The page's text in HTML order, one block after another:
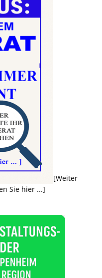
[Weiter
Sie hier ...]